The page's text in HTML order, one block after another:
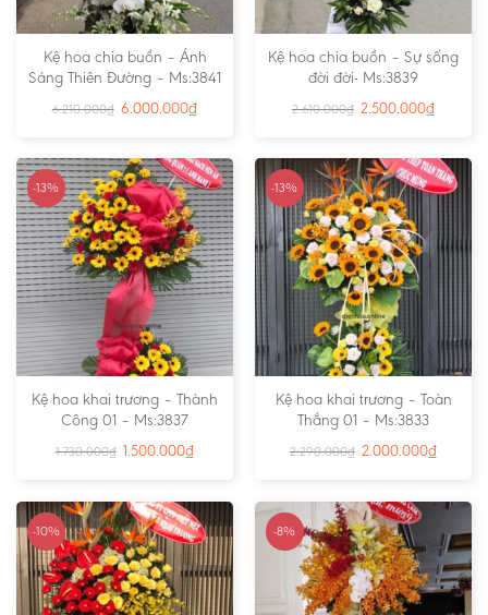
Kệ hoa chia buồn – Ánh
Sáng Thiên Đường – Ms:3841
6.210.000₫ 6.000.000₫
Kệ hoa chia buồn – Sự sống
đời đời- Ms:3839
2.610.000₫ 2.500.000₫
-13%
Kệ hoa khai trương – Thành
Công 01 – Ms:3837
1.730.000₫ 1.500.000₫
-13%
Kệ hoa khai trương – Toàn
Thắng 01 – Ms:3833
2.290.000₫ 2.000.000₫
-10% -8%